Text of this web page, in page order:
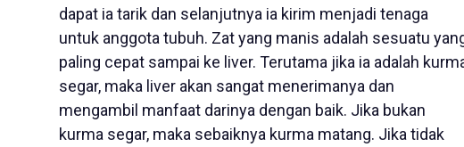
dapat ia tarik dan selanjutnya ia kirim menjadi tenaga
untuk anggota tubuh. Zat yang manis adalah sesuatu
paling cepat sampai ke liver. Terutama jika ia adalah
segar, maka liver akan sangat menerimanya dan
mengambil manfaat darinya dengan baik. Jika bukan
kurma segar, maka sebaiknya kurma matang. Jika tidak